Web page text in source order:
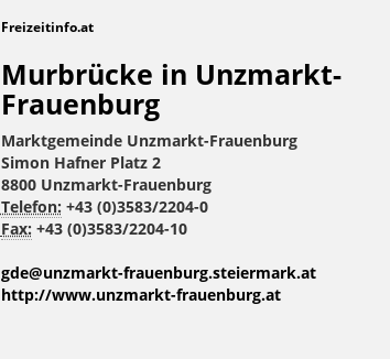
Freizeitinfo.at
Murbrücke in Unzmarkt-
Frauenburg
Marktgemeinde Unzmarkt-Frauenburg
Simon Hafner Platz 2
8800 Unzmarkt-Frauenburg
Telefon: +43 (0)3583/2204-0
Fax: +43 (0)3583/2204-10
gde@unzmarkt-frauenburg.steiermark.at
http://www.unzmarkt-frauenburg.at